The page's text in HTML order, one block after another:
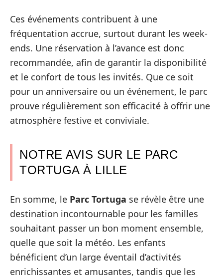
Ces événements contribuent à une
fréquentation accrue, surtout durant les week-
ends. Une réservation à l’avance est donc
recommandée, afin de garantir la disponibilité
et le confort de tous les invités. Que ce soit
pour un anniversaire ou un événement, le parc
prouve régulièrement son efficacité à offrir une
atmosphère festive et conviviale.
NOTRE AVIS SUR LE PARC
TORTUGA À LILLE
En somme, le Parc Tortuga se révèle être une
destination incontournable pour les familles
souhaitant passer un bon moment ensemble,
quelle que soit la météo. Les enfants
bénéficient d’un large éventail d’activités
enrichissantes et amusantes, tandis que les